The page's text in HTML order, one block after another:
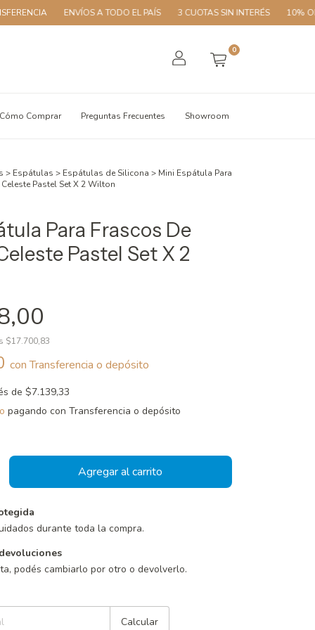
ENVÍOS A TODO EL PAÍS 3 CUOTAS SIN INTERÉS 10% OFF CON
0
Cómo Comprar Preguntas Frecuentes Showroom
> Espátulas > Espátulas de Silicona > Mini Espátula Para
Pastel Set X 2 Wilton
Para Frascos De
Pastel Set X 2
$17.700,83
con Transferencia o depósito
de $7.139,33
pagando con Transferencia o depósito
durante toda la compra.
podés cambiarlo por otro o devolverlo.
Calcular